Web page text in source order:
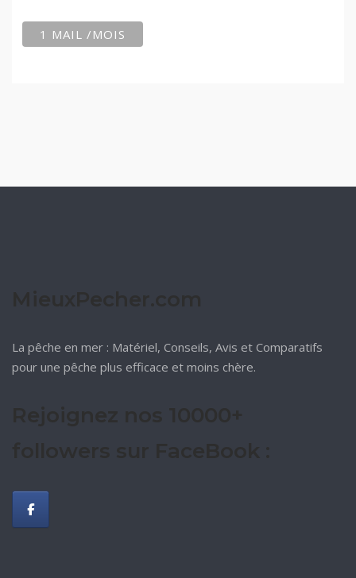
La pêche en mer : Matériel, Conseils, Avis et Comparatifs
pour une pêche plus efficace et moins chère.